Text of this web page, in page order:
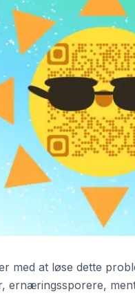
med at løse dette
ernæringssporere,